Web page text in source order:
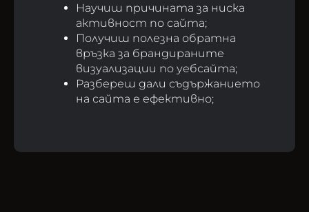
Научиш причината за ниска
активност по сайта;
Получиш полезна обратна
връзка за брандираните
визуализации по уебсайта;
Разбереш дали съдържанието
на сайта е ефективно;